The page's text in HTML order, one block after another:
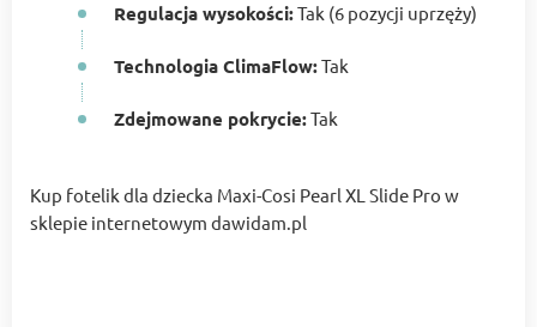
Regulacja wysokości:Tak (6 pozycji uprzęży)
Technologia ClimaFlow:Tak
Zdejmowane pokrycie:Tak
Kup fotelik dla dziecka Maxi-Cosi Pearl XL Slide Pro w
sklepie internetowym dawidam.pl